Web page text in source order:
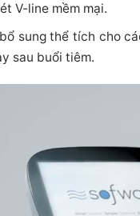
V-line mềm mại.
bổ sung thể tích cho
sau buổi tiêm.